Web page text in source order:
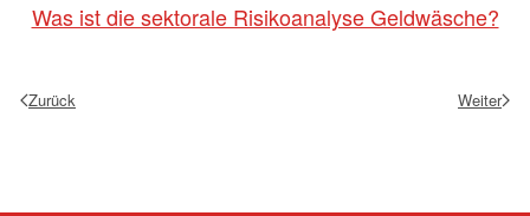
Was ist die sektorale Risikoanalyse Geldwäsche?
Zurück Weiter